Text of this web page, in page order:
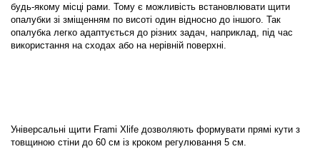
будь-якому місці рами. Тому є можливість встановлювати щити
опалубки зі зміщенням по висоті один відносно до іншого. Так
опалубка легко адаптується до різних задач, наприклад, під час
використання на сходах або на нерівній поверхні.
Універсальні щити Frami Xlife дозволяють формувати прямі кути з
товщиною стіни до 60 см із кроком регулювання 5 см.